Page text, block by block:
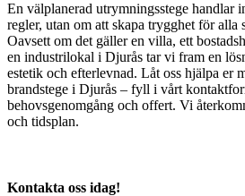
En välplanerad utrymningsstege handlar
regler, utan om att skapa trygghet för alla
Oavsett om det gäller en villa, ett
en industrilokal i Djurås tar vi fram en
estetik och efterlevnad. Låt oss hjälpa er
brandstege i Djurås – fyll i vårt
behovsgenomgång och offert. Vi
och tidsplan.
Kontakta oss idag!